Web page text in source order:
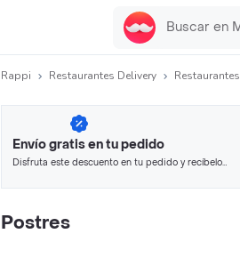
Rappi Restaurantes Delivery
Envío gratis en tu pedido
Disfruta este descuento en tu pedido y recíbelo
Postres